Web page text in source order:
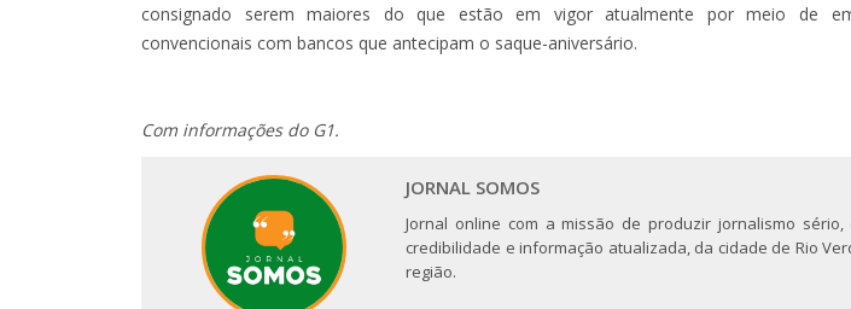
consignado serem maiores do que estão em vigor atualmente por meio de
convencionais com bancos que antecipam o saque-aniversário.
Com informações do G1.
JORNAL SOMOS
Jornal online com a missão de produzir jornalismo sério,
credibilidade e informação atualizada, da cidade de Rio
região.